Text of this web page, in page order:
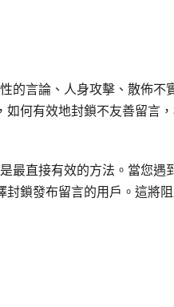
的言論、人身攻擊、散佈不
如何有效地封鎖不友善留言
最直接有效的方法。當您遇
封鎖發布留言的用戶。這將